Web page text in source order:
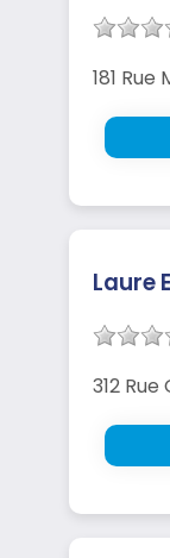
181
Laure
312